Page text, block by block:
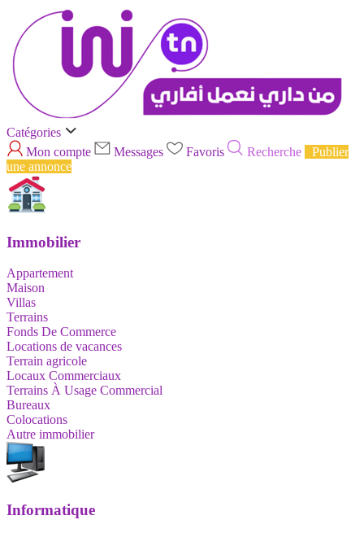
Catégories
Mon compte
Messages Favoris Recherche
Publier
une annonce
Immobilier
Appartement
Maison
Villas
Terrains
Fonds De Commerce
Locations de vacances
Terrain agricole
Locaux Commerciaux
Terrains À Usage Commercial
Bureaux
Colocations
Autre immobilier
Informatique